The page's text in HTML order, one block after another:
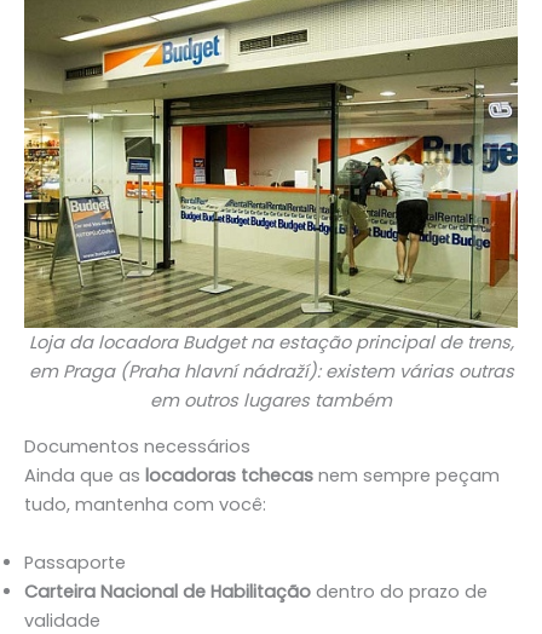
Loja da locadora Budget na estação principal de trens,
em Praga (Praha hlavní nádraží): existem várias outras
em outros lugares também
Documentos necessários
Ainda que as locadoras tchecas nem sempre peçam
tudo, mantenha com você:
Passaporte
Carteira Nacional de Habilitação dentro do prazo de
validade